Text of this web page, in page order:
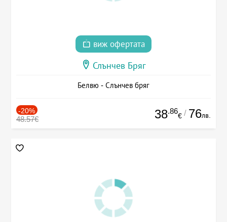
виж офертата
Слънчев Бряг
Белвю - Слънчев бряг
-20%
48.57€ 38.86
€ / 76лв.